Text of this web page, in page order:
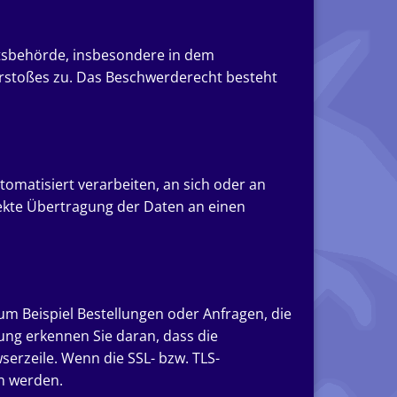
insbesondere in dem
zu. Das Beschwerderecht besteht
verarbeiten, an sich oder an
Übertragung der Daten an einen
Beispiel Bestellungen oder Anfragen, die
erkennen Sie daran, dass die
Wenn die SSL- bzw. TLS-
werden.